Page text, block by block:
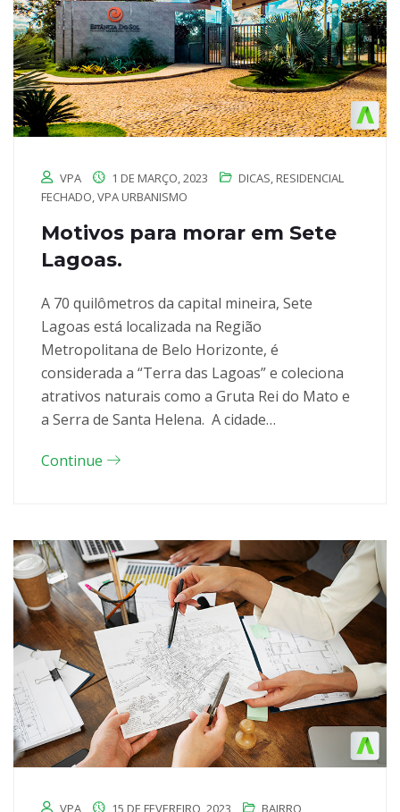
VPA 1 DE MARÇO, 2023 DICAS RESIDENCIAL
FECHADO VPA URBANISMO
Motivos para morar em Sete
Lagoas.
A 70 quilômetros da capital mineira, Sete
Lagoas está localizada na Região
Metropolitana de Belo Horizonte, é
considerada a “Terra das Lagoas” e coleciona
atrativos naturais como a Gruta Rei do Mato e
a Serra de Santa Helena. A cidade…
Continue
VPA 15 DE FEVEREIRO, 2023 BAIRRO